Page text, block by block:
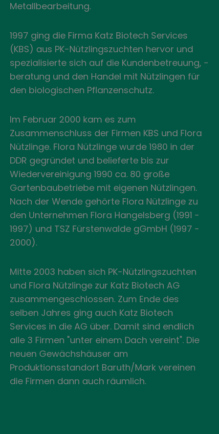
Metallbearbeitung.
1997 ging die Firma Katz Biotech Services
(KBS) aus PK-Nützlingszuchten hervor und
spezialisierte sich auf die Kundenbetreuung, -
beratung und den Handel mit Nützlingen für
den biologischen Pflanzenschutz.
Im Februar 2000 kam es zum
Zusammenschluss der Firmen KBS und Flora
Nützlinge. Flora Nützlinge wurde 1980 in der
DDR gegründet und belieferte bis zur
Wiedervereinigung 1990 ca. 80 große
Gartenbaubetriebe mit eigenen Nützlingen.
Nach der Wende gehörte Flora Nützlinge zu
den Unternehmen Flora Hangelsberg (1991 -
1997) und TSZ Fürstenwalde gGmbH (1997 -
2000).
Mitte 2003 haben sich PK-Nützlingszuchten
und Flora Nützlinge zur Katz Biotech AG
zusammengeschlossen. Zum Ende des
selben Jahres ging auch Katz Biotech
Services in die AG über. Damit sind endlich
alle 3 Firmen "unter einem Dach vereint". Die
neuen Gewächshäuser am
Produktionsstandort Baruth/Mark vereinen
die Firmen dann auch räumlich.